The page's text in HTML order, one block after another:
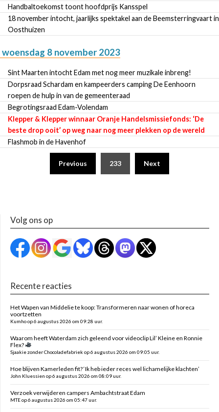
Handbaltoekomst toont hoofdprijs Kansspel
18 november intocht, jaarlijks spektakel aan de Beemsterringvaart in
Oosthuizen
woensdag 8 november 2023
Sint Maarten intocht Edam met nog meer muzikale inbreng!
Dorpsraad Schardam en kampeerders camping De Eenhoorn
roepen de hulp in van de gemeenteraad
Begrotingsraad Edam-Volendam
Klepper & Klepper winnaar Oranje Handelsmissiefonds: ‘De
beste drop ooit’ op weg naar nog meer plekken op de wereld
Flashmob in de Havenhof
Previous 233 Next
Volg ons op
Recente reacties
Het Wapen van Middelie te koop: Transformeren naar wonen of horeca
voortzetten
Kumho op 6 augustus 2026 om 09:28 uur.
Waarom heeft Waterdam zich geleend voor videoclip Lil’ Kleine en Ronnie
Flex?
Sjaakie zonder Chocoladefabriek op 6 augustus 2026 om 09:05 uur.
Hoe blijven Kamerleden fit? ‘Ik heb ieder reces wel lichamelijke klachten’
John Kluessien op 6 augustus 2026 om 08:09 uur.
Verzoek verwijderen campers Ambachtstraat Edam
MTE op 6 augustus 2026 om 05:47 uur.